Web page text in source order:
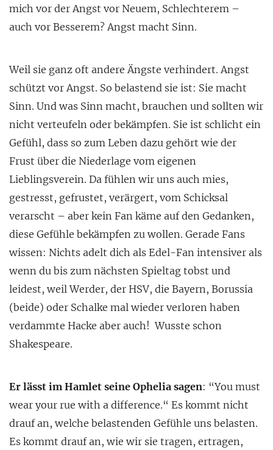
mich vor der Angst vor Neuem, Schlechterem –
auch vor Besserem? Angst macht Sinn.
Weil sie ganz oft andere Ängste verhindert. Angst
schützt vor Angst. So belastend sie ist: Sie macht
Sinn. Und was Sinn macht, brauchen und sollten wir
nicht verteufeln oder bekämpfen. Sie ist schlicht ein
Gefühl, dass so zum Leben dazu gehört wie der
Frust über die Niederlage vom eigenen
Lieblingsverein. Da fühlen wir uns auch mies,
gestresst, gefrustet, verärgert, vom Schicksal
verarscht – aber kein Fan käme auf den Gedanken,
diese Gefühle bekämpfen zu wollen. Gerade Fans
wissen: Nichts adelt dich als Edel-Fan intensiver als
wenn du bis zum nächsten Spieltag tobst und
leidest, weil Werder, der HSV, die Bayern, Borussia
(beide) oder Schalke mal wieder verloren haben
verdammte Hacke aber auch! Wusste schon
Shakespeare.
Er lässt im Hamlet seine Ophelia sagen: “You must
wear your rue with a difference.“ Es kommt nicht
drauf an, welche belastenden Gefühle uns belasten.
Es kommt drauf an, wie wir sie tragen, ertragen,